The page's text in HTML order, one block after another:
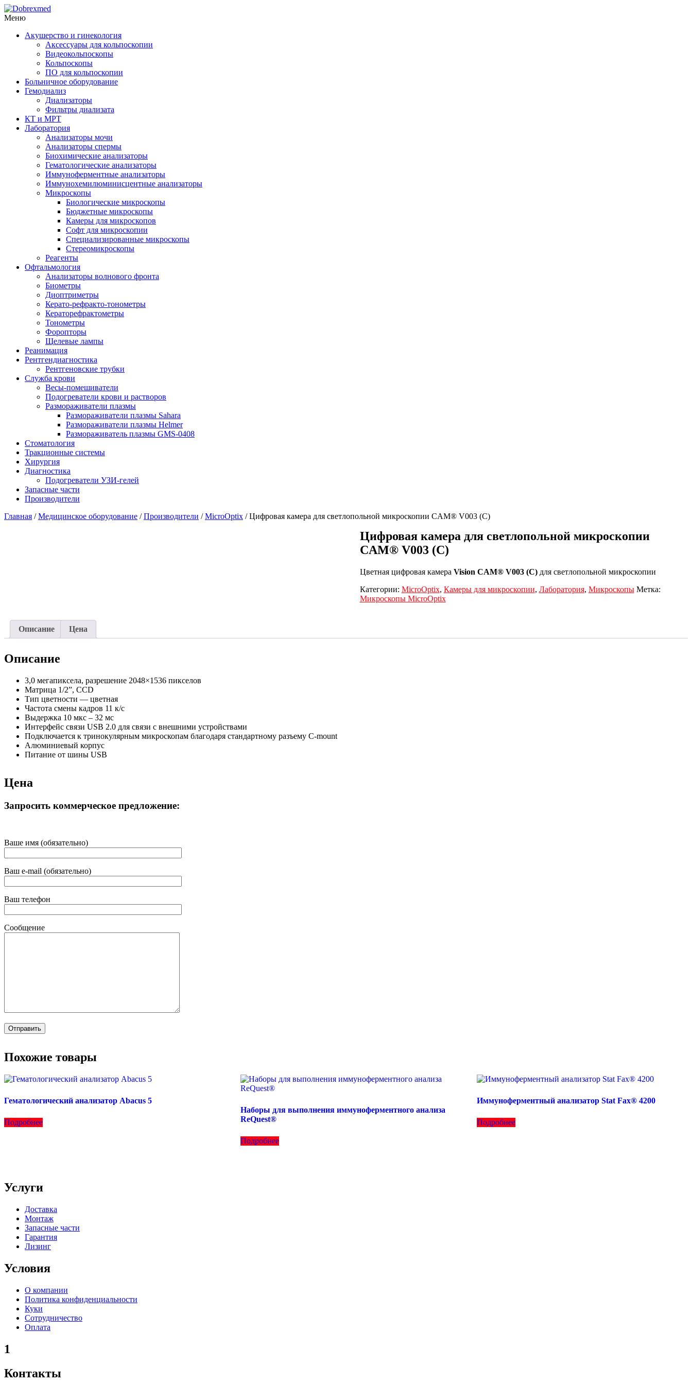
Меню
Акушерство и гинекология
Аксессуары для кольпоскопии
Видеокольпоскопы
Кольпоскопы
ПО для кольпоскопии
Больничное оборудование
Гемодиализ
Диализаторы
Фильтры диализата
КТ и МРТ
Лаборатория
Анализаторы мочи
Анализаторы спермы
Биохимические анализаторы
Гематологические анализаторы
Иммуноферментные анализаторы
Иммунохемилюминисцентные анализаторы
Микроскопы
Биологические микроскопы
Бюджетные микроскопы
Камеры для микроскопов
Софт для микроскопии
Специализированные микроскопы
Стереомикроскопы
Реагенты
Офтальмология
Анализаторы волнового фронта
Биометры
Диоптриметры
Керато-рефракто-тонометры
Кераторефрактометры
Тонометры
Форопторы
Щелевые лампы
Реанимация
Рентгендиагностика
Рентгеновские трубки
Служба крови
Весы-помешиватели
Подогреватели крови и растворов
Размораживатели плазмы
Размораживатели плазмы Sahara
Размораживатели плазмы Helmer
Размораживатель плазмы GMS-0408
Стоматология
Тракционные системы
Хирургия
Диагностика
Подогреватели УЗИ-гелей
Запасные части
Производители
Главная /Медицинское оборудование /Производители /MicroOptix / Цифровая камера для светлопольной микроскопии CAM® V003 (C)
Цифровая камера для светлопольной микроскопии
CAM® V003 (C)
Цветная цифровая камера Vision CAM® V003 (C)для светлопольной микроскопии
Категории: MicroOptix, Камеры для микроскопии, Лаборатория, Микроскопы Метка:
Микроскопы MicroOptix
Описание Цена
Описание
3,0 мегапиксела, разрешение 2048×1536 пикселов
Матрица 1/2”, CCD
Тип цветности — цветная
Частота смены кадров 11 к/с
Выдержка 10 мкс – 32 мс
Интерфейс связи USB 2.0 для связи с внешними устройствами
Подключается к тринокулярным микроскопам благодаря стандартному разъему C-mount
Алюминиевый корпус
Питание от шины USB
Цена
Запросить коммерческое предложение:
Ваше имя (обязательно)
Ваш e-mail (обязательно)
Ваш телефон
Сообщение
Похожие товары
Гематологический анализатор Abacus 5
Подробнее
Наборы для выполнения иммуноферментного анализа
ReQuest®
Подробнее
Иммуноферментный анализатор Stat Fax® 4200
Подробнее
Услуги
Доставка
Монтаж
Запасные части
Гарантия
Лизинг
Условия
О компании
Политика конфиденциальности
Куки
Сотрудничество
Оплата
1
Контакты